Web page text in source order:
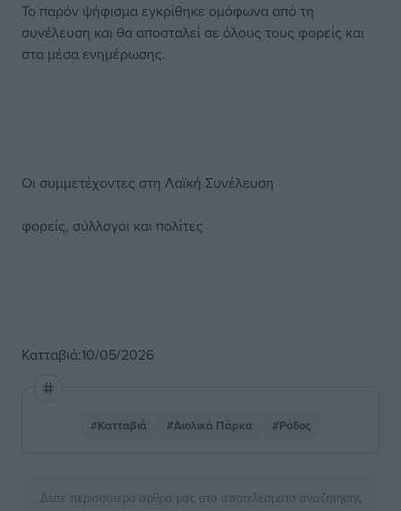
Το παρόν ψήφισμα εγκρίθηκε ομόφωνα από τη
συνέλευση και θα αποσταλεί σε όλους τους φορείς και
στα μέσα ενημέρωσης.
Οι συμμετέχοντες στη Λαϊκή Συνέλευση
φορείς, σύλλογοι και πολίτες
Κατταβιά:10/05/2026
#Κατταβιά #Αιολικά Πάρκα #Ρόδος
Δείτε περισσότερα άρθρα μας στα αποτελέσματα αναζήτησης